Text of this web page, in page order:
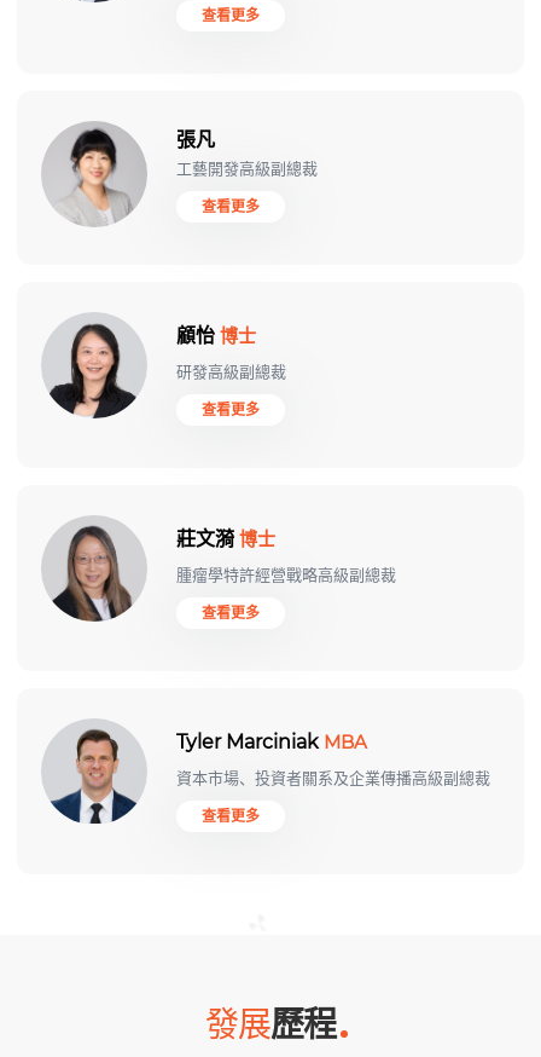
查看更多
張凡
工藝開發高級副總裁
查看更多
顧怡 博士
研發高級副總裁
查看更多
莊文漪 博士
腫瘤學特許經營戰略高級副總裁
查看更多
Tyler Marciniak MBA
資本市場、投資者關系及企業傳播高級副總裁
查看更多
發展歷程